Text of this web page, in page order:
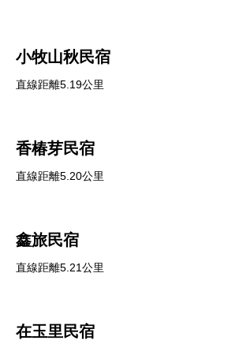
小牧山秋民宿
直線距離5.19公里
香椿芽民宿
直線距離5.20公里
鑫旅民宿
直線距離5.21公里
在玉里民宿